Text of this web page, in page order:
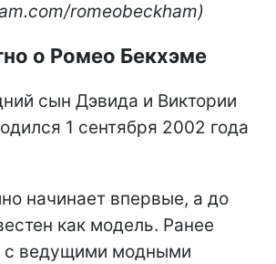
romeobeckham)
о Ромео Бекхэме
сын Дэвида и Виктории
1 сентября 2002 года
начинает впервые, а до
как модель. Ранее
с ведущими модными